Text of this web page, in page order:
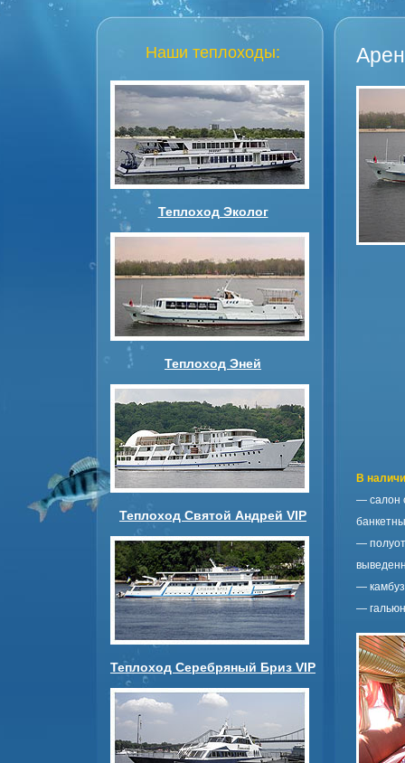
Наши теплоходы:
Теплоход Эколог
Теплоход Эней
Теплоход Святой Андрей VIP
Теплоход Серебряный Бриз VIP
В
— салон
—
— камбуз
—